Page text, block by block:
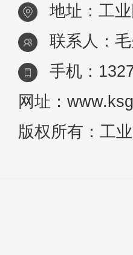
地址：工
联系人：
手机：
网址：
版权所有：工